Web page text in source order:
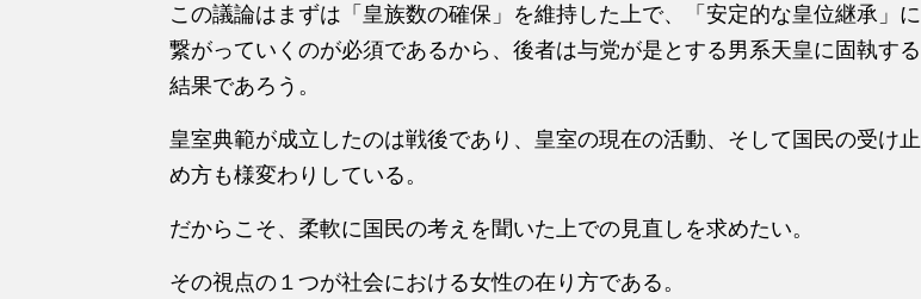
この議論はまずは「皇族数の確保」を維持した上で、「安定的な皇位継承」に
繋がっていくのが必須であるから、後者は与党が是とする男系天皇に固執する
結果であろう。
皇室典範が成立したのは戦後であり、皇室の現在の活動、そして国民の受け止
め方も様変わりしている。
だからこそ、柔軟に国民の考えを聞いた上での見直しを求めたい。
その視点の１つが社会における女性の在り方である。